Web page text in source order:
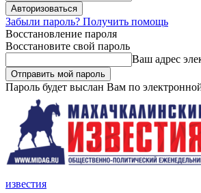
Забыли пароль? Получить помощь
Восстановление пароля
Восстановите свой пароль
Ваш адрес
Пароль будет выслан Вам по
известия